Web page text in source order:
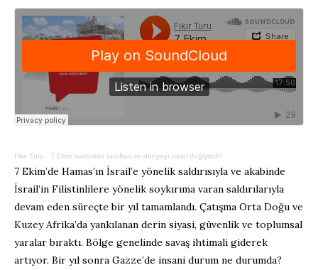
Fikir Turu · 7 Ekim saldırıları tarafları ve dünyayı nasıl değiştirdi?
7 Ekim’de Hamas’ın İsrail’e yönelik saldırısıyla ve akabinde
İsrail’in Filistinlilere yönelik soykırıma varan saldırılarıyla
devam eden süreçte bir yıl tamamlandı. Çatışma Orta Doğu ve
Kuzey Afrika’da yankılanan derin siyasi, güvenlik ve toplumsal
yaralar bıraktı. Bölge genelinde savaş ihtimali giderek
artıyor. Bir yıl sonra Gazze’de insani durum ne durumda?